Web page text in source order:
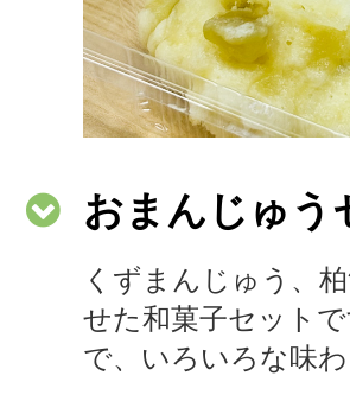
おまんじゅう
くずまんじゅう、
せた和菓子セット
で、いろいろな味